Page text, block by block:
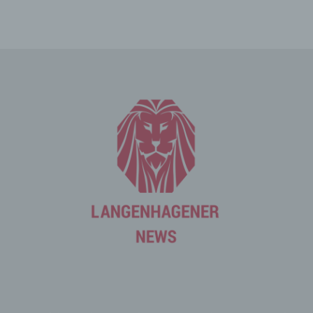
zu erleichtern. Der Benutzer einer Internetseite, die
Cookies verwendet, muss beispielsweise nicht bei jedem
Besuch der Internetseite erneut seine Zugangsdaten
eingeben, weil dies von der Internetseite und dem auf
dem Computersystem des Benutzers abgelegten Cookie
übernommen wird. Ein weiteres Beispiel ist das Cookie
merkt sich die Artikel, die ein Kunde in den virtuellen
Warenkorb gelegt hat, über ein Cookie.